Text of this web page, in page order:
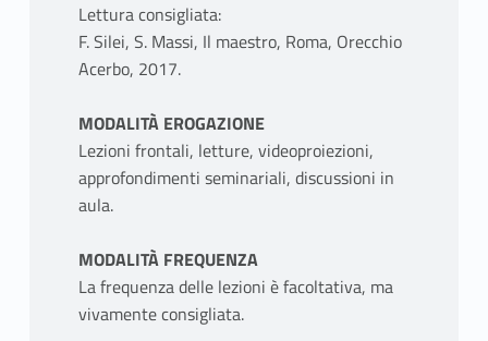
Lettura consigliata:
F. Silei, S. Massi, Il maestro, Roma, Orecchio
Acerbo, 2017.
MODALITÀ EROGAZIONE
Lezioni frontali, letture, videoproiezioni,
approfondimenti seminariali, discussioni in
aula.
MODALITÀ FREQUENZA
La frequenza delle lezioni è facoltativa, ma
vivamente consigliata.